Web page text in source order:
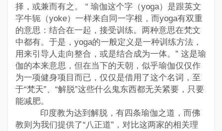
择，或兼而有之。 “ 瑜伽这个字（yoga）是跟英文
字牛轭（yoke）一样来自同一字根，而yoga有双重
的意思：结合在一起，接受训练。两种意思在梵文
中都有。于是，yoga的一般定义是一种训练方法，
用来引导人走向整合，或是结合成为一体。” 这是瑜
伽的本来意思，但在当下的天朝，似乎瑜伽仅仅作
为一项健身项目而已，仅仅是借用了这个名词，至
于“梵天”、“解脱”这些什么鬼东西都无关紧要，只要
能减肥。
印度教为达到解脱，有四条瑜伽之道，而佛
教则为我们提供了“八正道”，对比这两家的相关理